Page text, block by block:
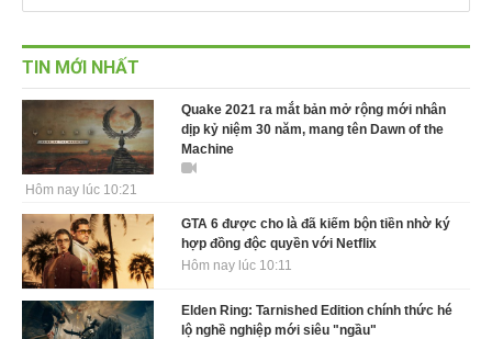
TIN MỚI NHẤT
Quake 2021 ra mắt bản mở rộng mới nhân
dịp kỷ niệm 30 năm, mang tên Dawn of the
Machine
Hôm nay lúc 10:21
GTA 6 được cho là đã kiếm bộn tiền nhờ ký
hợp đồng độc quyền với Netflix
Hôm nay lúc 10:11
Elden Ring: Tarnished Edition chính thức hé
lộ nghề nghiệp mới siêu "ngầu"